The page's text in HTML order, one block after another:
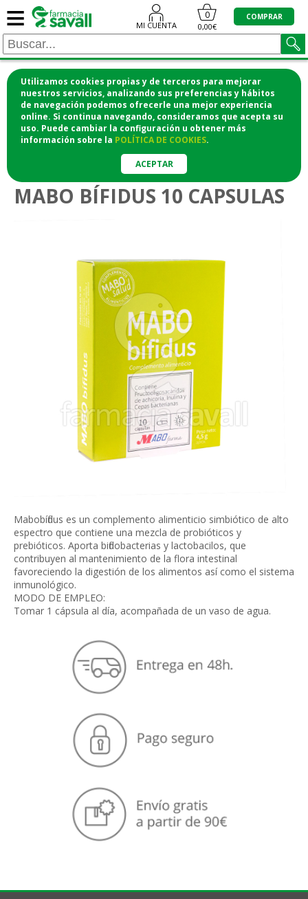
Utilizamos cookies propias y de terceros para mejorar
nuestros servicios, analizando sus preferencias y hábitos
de navegación podemos ofrecerle una mejor experiencia
online. Si continua navegando, consideramos que acepta su
uso. Puede cambiar la configuración u obtener más
información sobre la POLÍTICA DE COOKIES.
ACEPTAR
≡ MI CUENTA
0
0,00€
COMPRAR
¡COMPRA CÓMODAMENTE DESDE CASA Y RECOGE
EN LA FARMACIA!
o si lo prefieres te lo mandamos a casa
> Defensas > Probióticos y prebióticos
MABO BÍFIDUS 10 CAPSULAS
Mabobífidus es un complemento alimenticio simbiótico de alto
espectro que contiene una mezcla de probióticos y
prebióticos. Aporta bifidobacterias y lactobacilos, que
contribuyen al mantenimiento de la flora intestinal
favoreciendo la digestión de los alimentos así como el sistema
inmunológico.
MODO DE EMPLEO:
Tomar 1 cápsula al día, acompañada de un vaso de agua.